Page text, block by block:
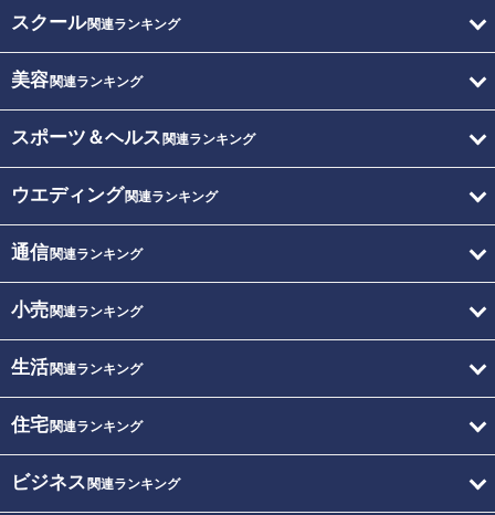
スクール関連ランキング
美容関連ランキング
スポーツ＆ヘルス 関連ランキング
ウエディング関連ランキング
通信関連ランキング
小売関連ランキング
生活関連ランキング
住宅関連ランキング
ビジネス 関連ランキング